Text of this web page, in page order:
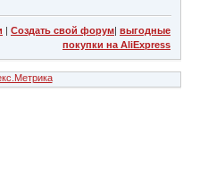
| Создать свой форум| выгодные
покупки на AliExpress